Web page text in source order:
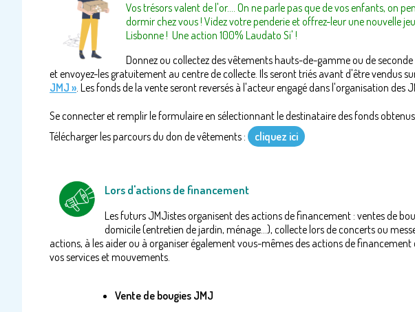
Vos trésors valent de l'or.... On ne parle pas que de vos enfants, on
dormir chez vous ! Videz votre penderie et offrez-leur une nouvelle
Lisbonne ! Une action 100% Laudato Si' !
Donnez ou collectez des vêtements hauts-de-gamme ou de
et envoyez-les gratuitement au centre de collecte. Ils seront triés avant d'être vendus
JMJ ». Les fonds de la vente seront reversés à l'acteur engagé dans l'organisation des
Se connecter et remplir le formulaire en sélectionnant le destinataire des fonds
Télécharger les parcours du don de vêtements :
cliquez ici
Lors d'actions de financement
Les futurs JMJistes organisent des actions de financement : ventes de
domicile (entretien de jardin, ménage...), collecte lors de concerts ou
actions, à les aider ou à organiser également vous-mêmes des actions de financement
vos services et mouvements.
Vente de bougies JMJ